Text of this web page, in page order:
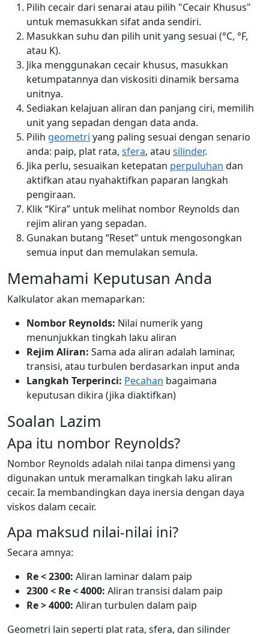
Pilih cecair dari senarai atau pilih "Cecair Khusus"
untuk memasukkan sifat anda sendiri.
Masukkan suhu dan pilih unit yang sesuai (°C, °F,
atau K).
Jika menggunakan cecair khusus, masukkan
ketumpatannya dan viskositi dinamik bersama
unitnya.
Sediakan kelajuan aliran dan panjang ciri, memilih
unit yang sepadan dengan data anda.
Pilih geometri yang paling sesuai dengan senario
anda: paip, plat rata, sfera, atau silinder.
Jika perlu, sesuaikan ketepatan perpuluhan dan
aktifkan atau nyahaktifkan paparan langkah
pengiraan.
Klik “Kira” untuk melihat nombor Reynolds dan
rejim aliran yang sepadan.
Gunakan butang “Reset” untuk mengosongkan
semua input dan memulakan semula.
Memahami Keputusan Anda
Kalkulator akan memaparkan:
Nombor Reynolds: Nilai numerik yang
menunjukkan tingkah laku aliran
Rejim Aliran: Sama ada aliran adalah laminar,
transisi, atau turbulen berdasarkan input anda
Langkah Terperinci: Pecahan bagaimana
keputusan dikira (jika diaktifkan)
Soalan Lazim
Apa itu nombor Reynolds?
Nombor Reynolds adalah nilai tanpa dimensi yang
digunakan untuk meramalkan tingkah laku aliran
cecair. Ia membandingkan daya inersia dengan daya
viskos dalam cecair.
Apa maksud nilai-nilai ini?
Secara amnya:
Re < 2300: Aliran laminar dalam paip
2300 < Re < 4000: Aliran transisi dalam paip
Re > 4000: Aliran turbulen dalam paip
Geometri lain seperti plat rata, sfera, dan silinder